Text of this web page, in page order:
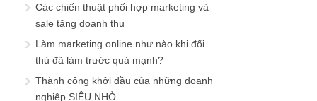
Các chiến thuật phối hợp marketing và
sale tăng doanh thu
Làm marketing online như nào khi đối
thủ đã làm trước quá mạnh?
Thành công khởi đầu của những doanh
nghiệp SIÊU NHỎ